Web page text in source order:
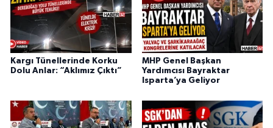
Kargı Tünellerinde Korku
Dolu Anlar: “Aklımız Çıktı”
MHP Genel Başkan
Yardımcısı Bayraktar
Isparta’ya Geliyor